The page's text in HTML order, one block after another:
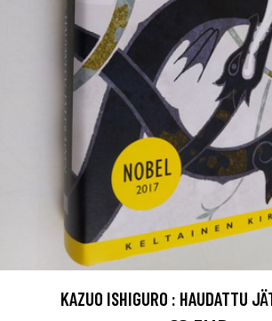
KAZUO ISHIGURO : HAUDATTU